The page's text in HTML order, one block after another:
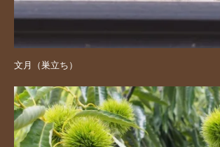
文月（巣立ち）